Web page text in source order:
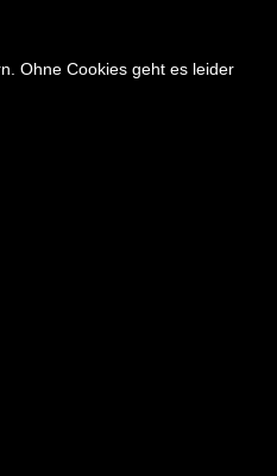
Ohne Cookies geht es leider